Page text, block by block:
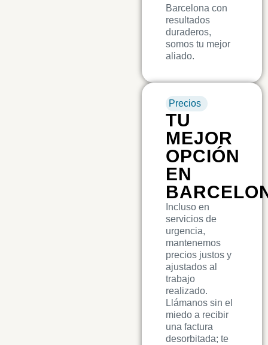
Barcelona con
resultados
duraderos,
somos tu mejor
aliado.
Precios
TU
MEJOR
OPCIÓN
EN
Incluso en
servicios de
urgencia,
mantenemos
precios justos y
ajustados al
trabajo
realizado.
Llámanos sin el
miedo a recibir
una factura
desorbitada; te